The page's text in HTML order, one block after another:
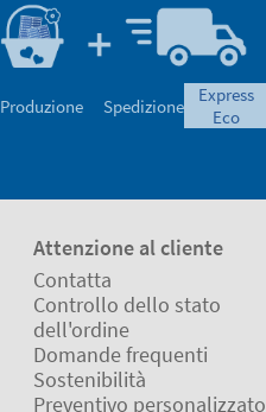
Produzione Spedizione
express
eco
Attenzione al cliente
Contatta
Controllo dello stato
dell'ordine
Domande frequenti
Sostenibilità
Preventivo personalizzato